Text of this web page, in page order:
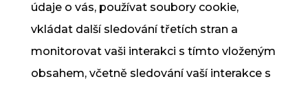
údaje o vás, používat soubory cookie,
vkládat další sledování třetích stran a
monitorovat vaši interakci s tímto vloženým
obsahem, včetně sledování vaší interakce s